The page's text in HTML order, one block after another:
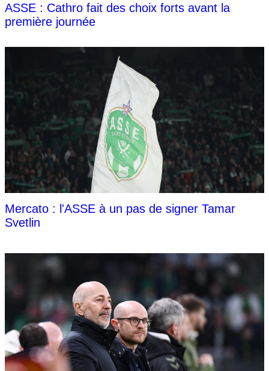
ASSE : Cathro fait des choix forts avant la
première journée
Mercato : l'ASSE à un pas de signer Tamar
Svetlin